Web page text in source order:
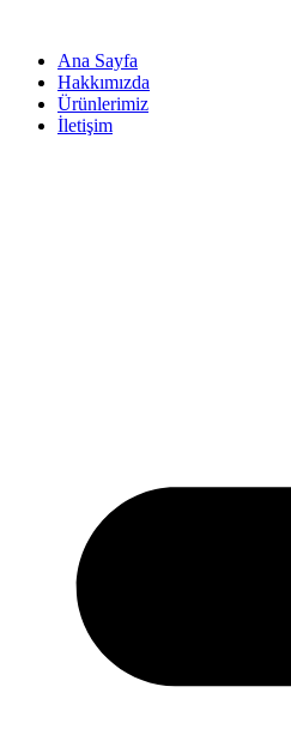
Ana Sayfa
Hakkımızda
Ürünlerimiz
İletişim